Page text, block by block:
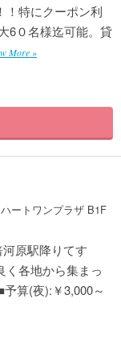
！特にクーポン利
6０名様迄可能。貸
More »
ートワンプラザ B1F
原駅降りてす
く各地から集まっ
算(夜):￥3,000～